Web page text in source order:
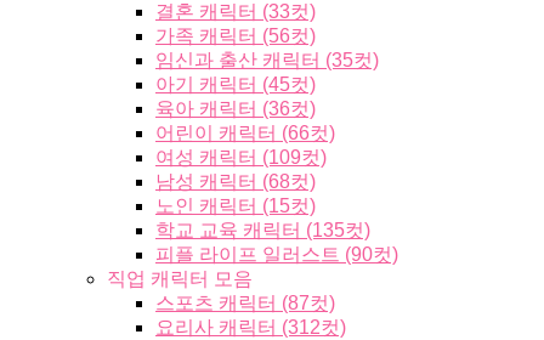
결혼 캐릭터 (33컷)
가족 캐릭터 (56컷)
임신과 출산 캐릭터 (35컷)
아기 캐릭터 (45컷)
육아 캐릭터 (36컷)
어린이 캐릭터 (66컷)
여성 캐릭터 (109컷)
남성 캐릭터 (68컷)
노인 캐릭터 (15컷)
학교 교육 캐릭터 (135컷)
피플 라이프 일러스트 (90컷)
직업 캐릭터 모음
스포츠 캐릭터 (87컷)
요리사 캐릭터 (312컷)